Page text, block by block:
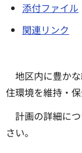
添付ファイル
関連リンク
地区内に豊か
住環境を維持・
計画の詳細に
さい。